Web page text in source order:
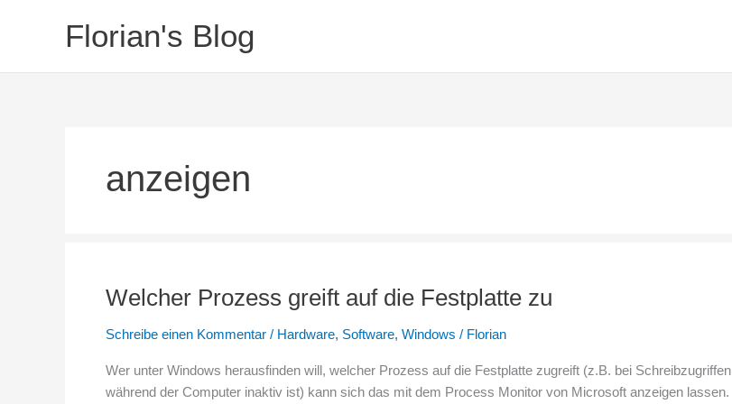
Florian's Blog
anzeigen
Welcher Prozess greift auf die Festplatte zu
Schreibe einen Kommentar / Hardware, Software, Windows / Florian
Wer unter Windows herausfinden will, welcher Prozess auf die Festplatte zugreift (z.B. bei Schreibzugriffen
während der Computer inaktiv ist) kann sich das mit dem Process Monitor von Microsoft anzeigen lassen.